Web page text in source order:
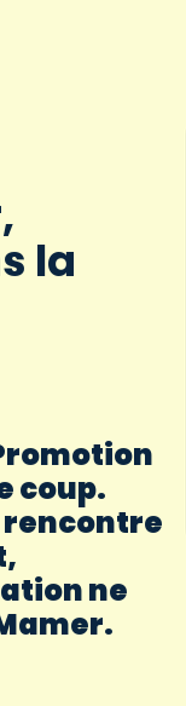
la
coup.
rencontre
ne